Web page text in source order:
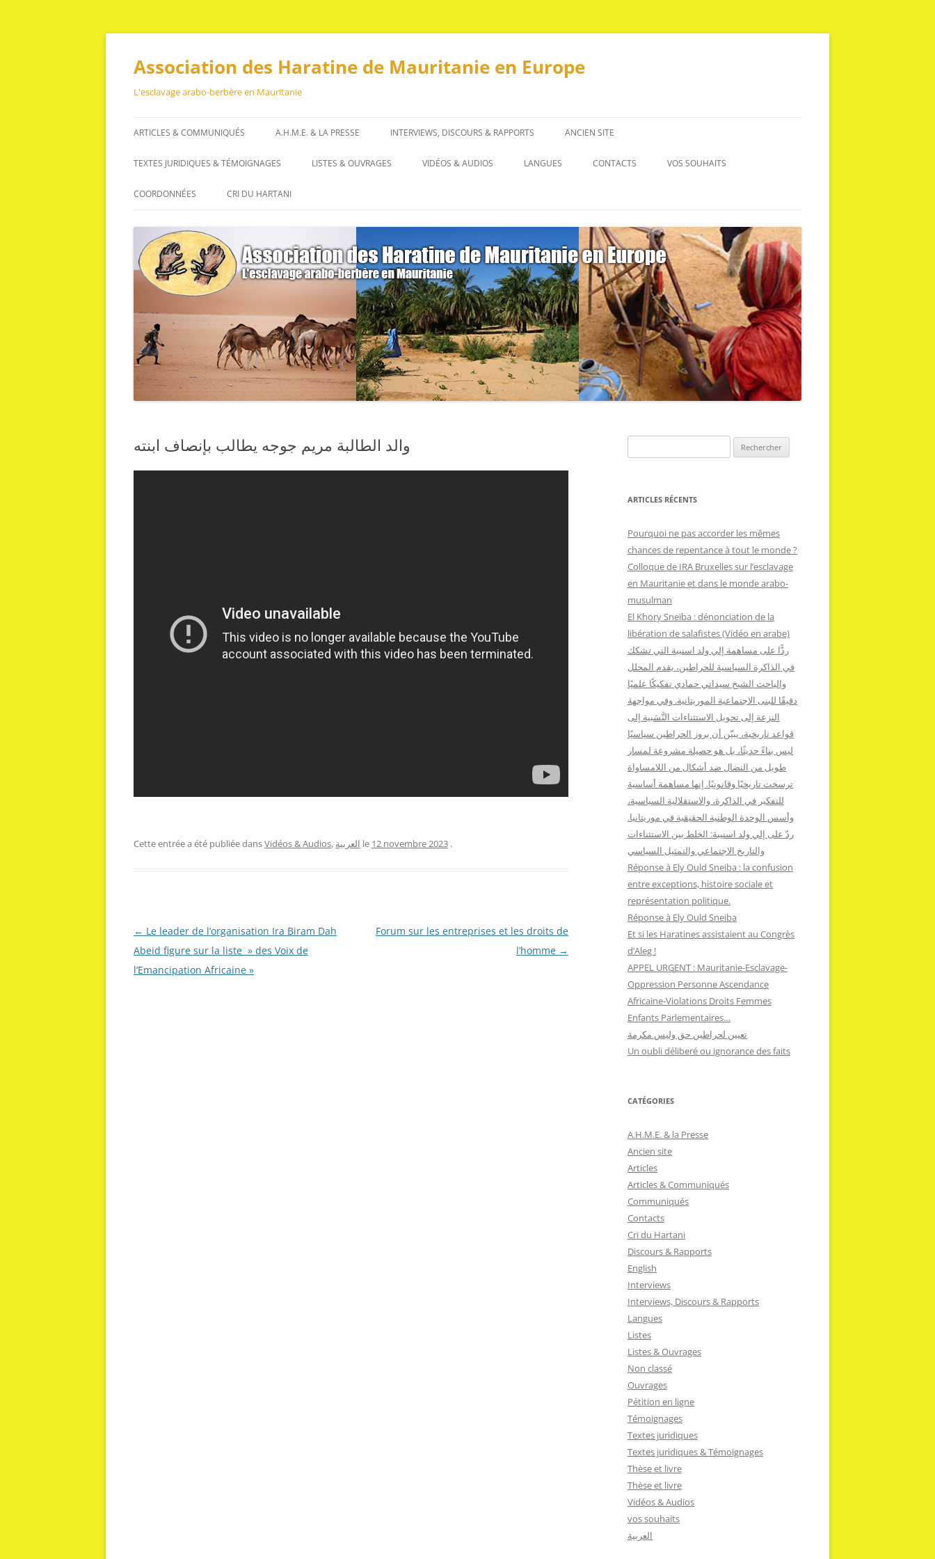
Aller
contenu
Association des Haratine de Mauritanie en Europe
L'esclavage arabo-berbère en Mauritanie
ARTICLES & COMMUNIQUÉS
ARTICLES
COMMUNIQUÉS
A.H.M.E. & LA PRESSE INTERVIEWS, DISCOURS & RAPPORTS
INTERVIEWS
ANCIEN SITE
TEXTES JURIDIQUES & TÉMOIGNAGES
TEXTES JURIDIQUES
LISTES & OUVRAGES VIDÉOS & AUDIOS LANGUES CONTACTS VOS SOUHAITS
COORDONNÉES CRI DU HARTANI
والد الطالبة مريم جوجه يطالب بإنصاف ابنته
Cette entrée a été publiée dansVidéos & Audios, العربية le 12 novembre 2023 .
Navigation
des
articles
← Le leader de l’organisation Ira Biram Dah
Abeid figure sur la liste » des Voix de
l’Emancipation Africaine »
Forum sur les entreprises et les droits de
l’homme →
e
h
r
h
:
ARTICLES RÉCENTS
Pourquoi ne pas accorder les mêmes
chances de repentance à tout le monde ?
Colloque de IRA Bruxelles sur l’esclavage
en Mauritanie et dans le monde arabo-
musulman
El Khory Sneïba : dénonciation de la
libération de salafistes (Vidéo en arabe)
ردًّا على مساهمة إلي ولد اسنيبة التي تشكك
في الذاكرة السياسية للحراطين، يقدم المحلل
والباحث الشيخ سيداتي حمادي تفكيكًا علميًا
دقيقًا للبنى الاجتماعية الموريتانية. وفي مواجهة
النزعة إلى تحويل الاستثناءات النَّسَبية إلى
قواعد تاريخية، يبيّن أن بروز الحراطين سياسيًا
ليس بناءً حديثًا، بل هو حصيلة مشروعة لمسار
طويل من النضال ضد أشكال من اللامساواة
ترسخت تاريخيًا وقانونيًا. إنها مساهمة أساسية
للتفكير في الذاكرة، والاستقلالية السياسية،
وأسس الوحدة الوطنية الحقيقية في موريتانيا.
ردّ على إلي ولد اسنيبة: الخلط بين الاستثناءات
والتاريخ الاجتماعي والتمثيل السياسي
Réponse à Ely Ould Sneiba : la confusion
entre exceptions, histoire sociale et
représentation politique.
Réponse à Ely Ould Sneiba
Et si les Haratines assistaient au Congrès
d’Aleg !
APPEL URGENT : Mauritanie-Esclavage-
Oppression Personne Ascendance
Africaine-Violations Droits Femmes
Enfants Parlementaires…
تعيين لحراطين حق وليس مكرمة
Un oubli déliberé ou ignorance des faits
CATÉGORIES
A.H.M.E. & la Presse
Ancien site
Articles
Articles & Communiqués
Communiqués
Contacts
Cri du Hartani
Discours & Rapports
English
Interviews
Interviews, Discours & Rapports
Langues
Listes
Listes & Ouvrages
Non classé
Ouvrages
Pétition en ligne
Témoignages
Textes juridiques
Textes juridiques & Témoignages
Thèse et livre
Thèse et livre
Vidéos & Audios
vos souhaits
العربية